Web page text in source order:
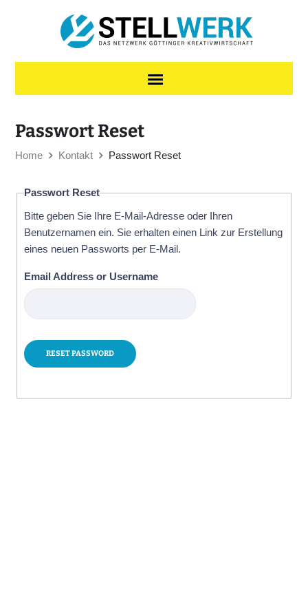
Passwort Reset
Home Kontakt Passwort Reset
Passwort Reset
Bitte geben Sie Ihre E-Mail-Adresse oder Ihren
Benutzernamen ein. Sie erhalten einen Link zur Erstellung
eines neuen Passworts per E-Mail.
Email Address or Username
RESET PASSWORD